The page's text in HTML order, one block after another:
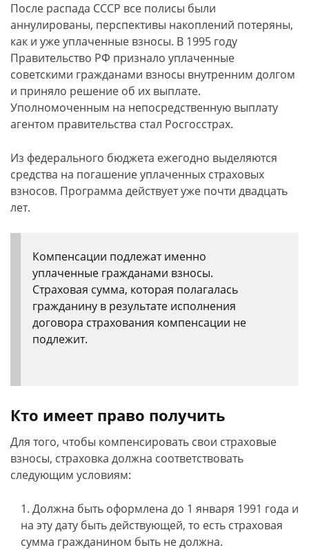
После распада СССР все полисы были
аннулированы, перспективы накоплений потеряны,
как и уже уплаченные взносы. В 1995 году
Правительство РФ признало уплаченные
советскими гражданами взносы внутренним долгом
и приняло решение об их выплате.
Уполномоченным на непосредственную выплату
агентом правительства стал Росгосстрах.
Из федерального бюджета ежегодно выделяются
средства на погашение уплаченных страховых
взносов. Программа действует уже почти двадцать
лет.
Компенсации подлежат именно
уплаченные гражданами взносы.
Страховая сумма, которая полагалась
гражданину в результате исполнения
договора страхования компенсации не
подлежит.
Кто имеет право получить
Для того, чтобы компенсировать свои страховые
взносы, страховка должна соответствовать
следующим условиям:
Должна быть оформлена до 1 января 1991 года и
на эту дату быть действующей, то есть страховая
сумма гражданином быть не должна.